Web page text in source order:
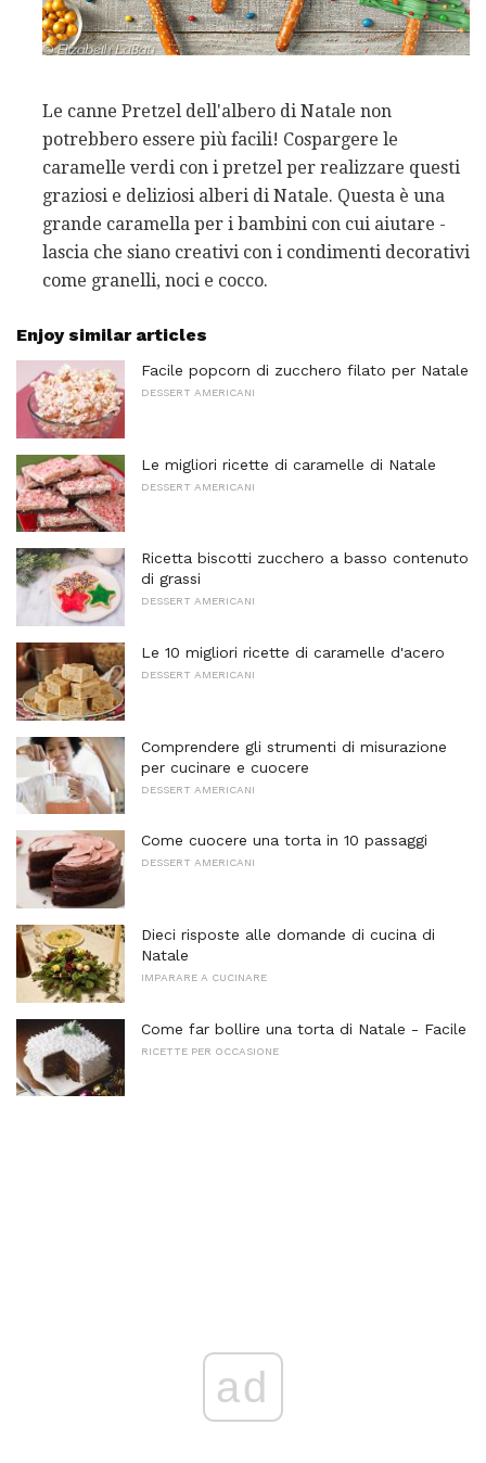
Le canne Pretzel dell'albero di Natale non
potrebbero essere più facili! Cospargere le
caramelle verdi con i pretzel per realizzare questi
graziosi e deliziosi alberi di Natale. Questa è una
grande caramella per i bambini con cui aiutare -
lascia che siano creativi con i condimenti decorativi
come granelli, noci e cocco.
Enjoy similar articles
Facile popcorn di zucchero filato per Natale
DESSERT AMERICANI
Le migliori ricette di caramelle di Natale
DESSERT AMERICANI
Ricetta biscotti zucchero a basso contenuto
di grassi
DESSERT AMERICANI
Le 10 migliori ricette di caramelle d'acero
DESSERT AMERICANI
Comprendere gli strumenti di misurazione
per cucinare e cuocere
DESSERT AMERICANI
Come cuocere una torta in 10 passaggi
DESSERT AMERICANI
Dieci risposte alle domande di cucina di
Natale
IMPARARE A CUCINARE
Come far bollire una torta di Natale - Facile
RICETTE PER OCCASIONE
ad